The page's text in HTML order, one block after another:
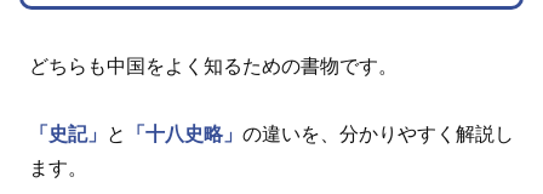
どちらも中国をよく知るための書物です。
「史記」 と 「十八史略」 の違いを、分かりやすく解説し
ます。